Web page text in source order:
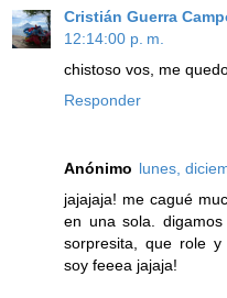
Cristián Guerra
12:14:00 p. m.
chistoso vos, me
Responder
Anónimo lunes,
jajajaja! me cagué
en una sola.
sorpresita, que role
soy feeea jajaja!